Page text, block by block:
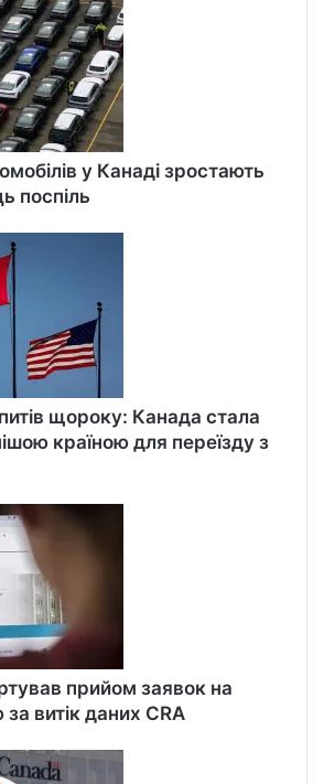
у Канаді зростають
поспіль
щороку: Канада стала
країною для переїзду з
прийом заявок на
витік даних CRA